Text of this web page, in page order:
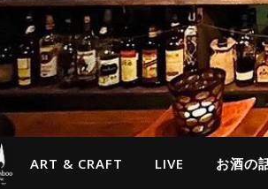
ART & CRAFT LIVE お酒の